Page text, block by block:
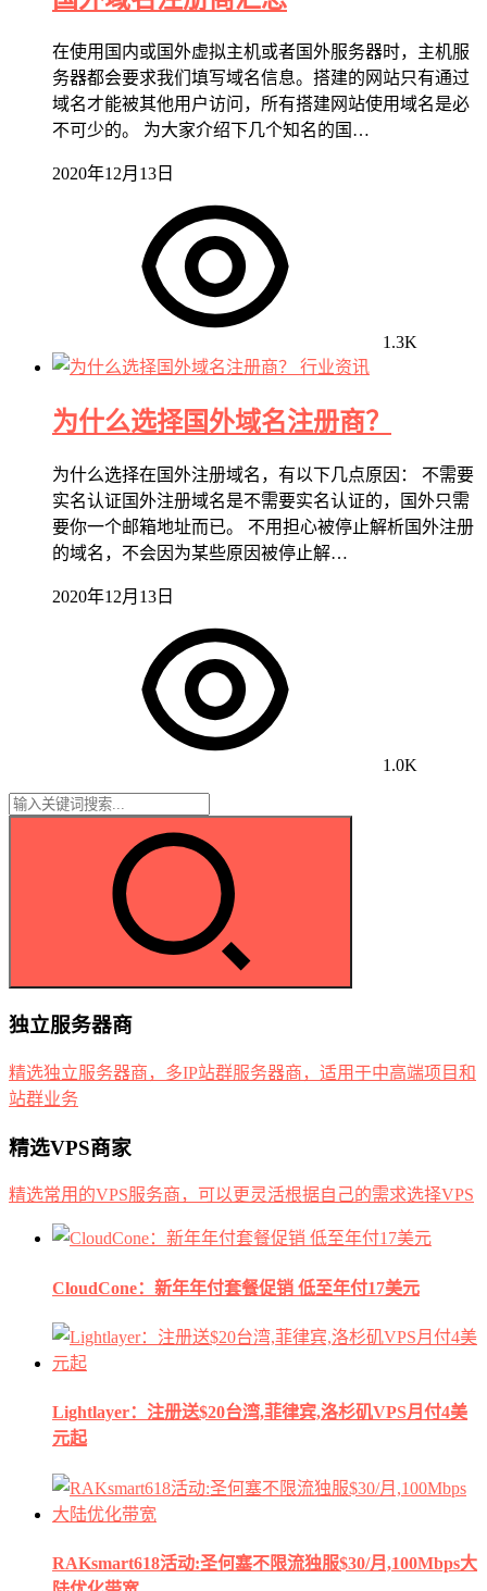
在使用国内或国外虚拟主机或者国外服务器时，主机服
务器都会要求我们填写域名信息。搭建的网站只有通过
域名才能被其他用户访问，所有搭建网站使用域名是必
不可少的。 为大家介绍下几个知名的国…
2020年12月13日
1.3K
行业资讯
为什么选择国外域名注册商？
为什么选择在国外注册域名，有以下几点原因： 不需要
实名认证国外注册域名是不需要实名认证的，国外只需
要你一个邮箱地址而已。 不用担心被停止解析国外注册
的域名，不会因为某些原因被停止解…
2020年12月13日
1.0K
独立服务器商
精选独立服务器商，多IP站群服务器商，适用于中高端项目和
站群业务
精选VPS商家
精选常用的VPS服务商，可以更灵活根据自己的需求选择VPS
CloudCone：新年年付套餐促销 低至年付17美元
Lightlayer：注册送$20台湾,菲律宾,洛杉矶VPS月付4美
元起
RAKsmart618活动:圣何塞不限流独服$30/月,100Mbps大